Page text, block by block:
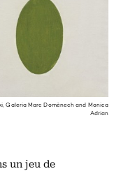
Galeria Marc Domènech and Monica
Adrian
un jeu de